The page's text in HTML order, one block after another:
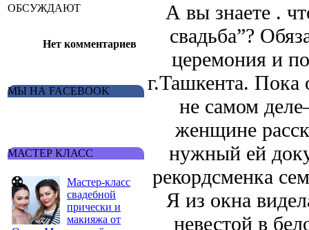
ОБСУЖДАЮТ
Нет комментариев
МЫ НА FACEBOOK
МАСТЕР КЛАСС
Мастер-класс
свадебной
прически и
макияжа от
А вы знаете .
свадьба”?
церемония и
г.Ташкента. Пока
не самом
женщине
нужный ей
рекордсменка
Я из окна
невестой в